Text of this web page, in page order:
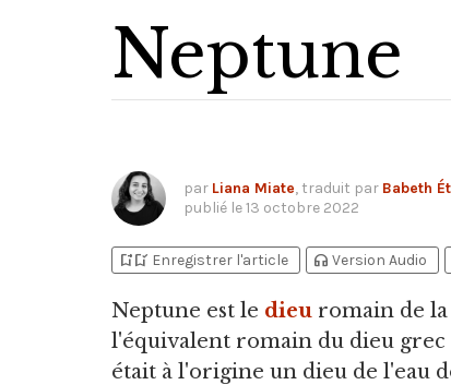
Neptune
par Liana Miate, traduit par Babeth
publié le13 octobre 2022
bookmark_addbookmark_added Enregistrer l'article headphones Version Audio
Neptune est le dieu romain de
l'équivalent romain du dieu grec
était à l'origine un dieu de l'eau